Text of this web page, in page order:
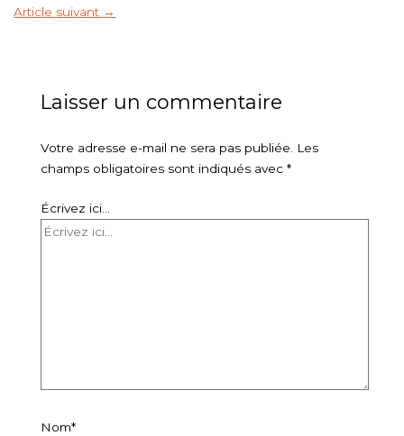
Article suivant →
Laisser un commentaire
Votre adresse e-mail ne sera pas publiée.
Les
champs obligatoires sont indiqués avec *
Écrivez ici…
Nom*